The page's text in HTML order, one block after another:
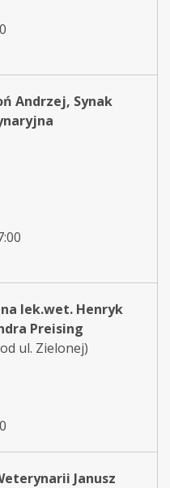
Andrzej, Synak
lek.wet. Henryk
Preising
ul. Zielonej)
Janusz